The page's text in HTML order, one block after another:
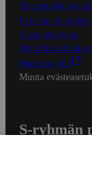
Tietosuojakäytäntö
Palvelun
Saavutettavuus
Mainostajalle
Muuta
S-ryhmän